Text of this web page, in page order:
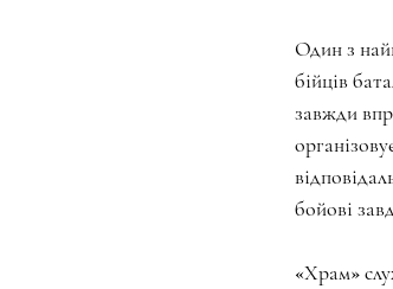
Один з
бійців
завжди
бойові
«Храм»